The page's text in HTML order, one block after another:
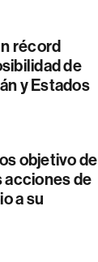
récord
de
y Estados
objetivo de
acciones de
a su